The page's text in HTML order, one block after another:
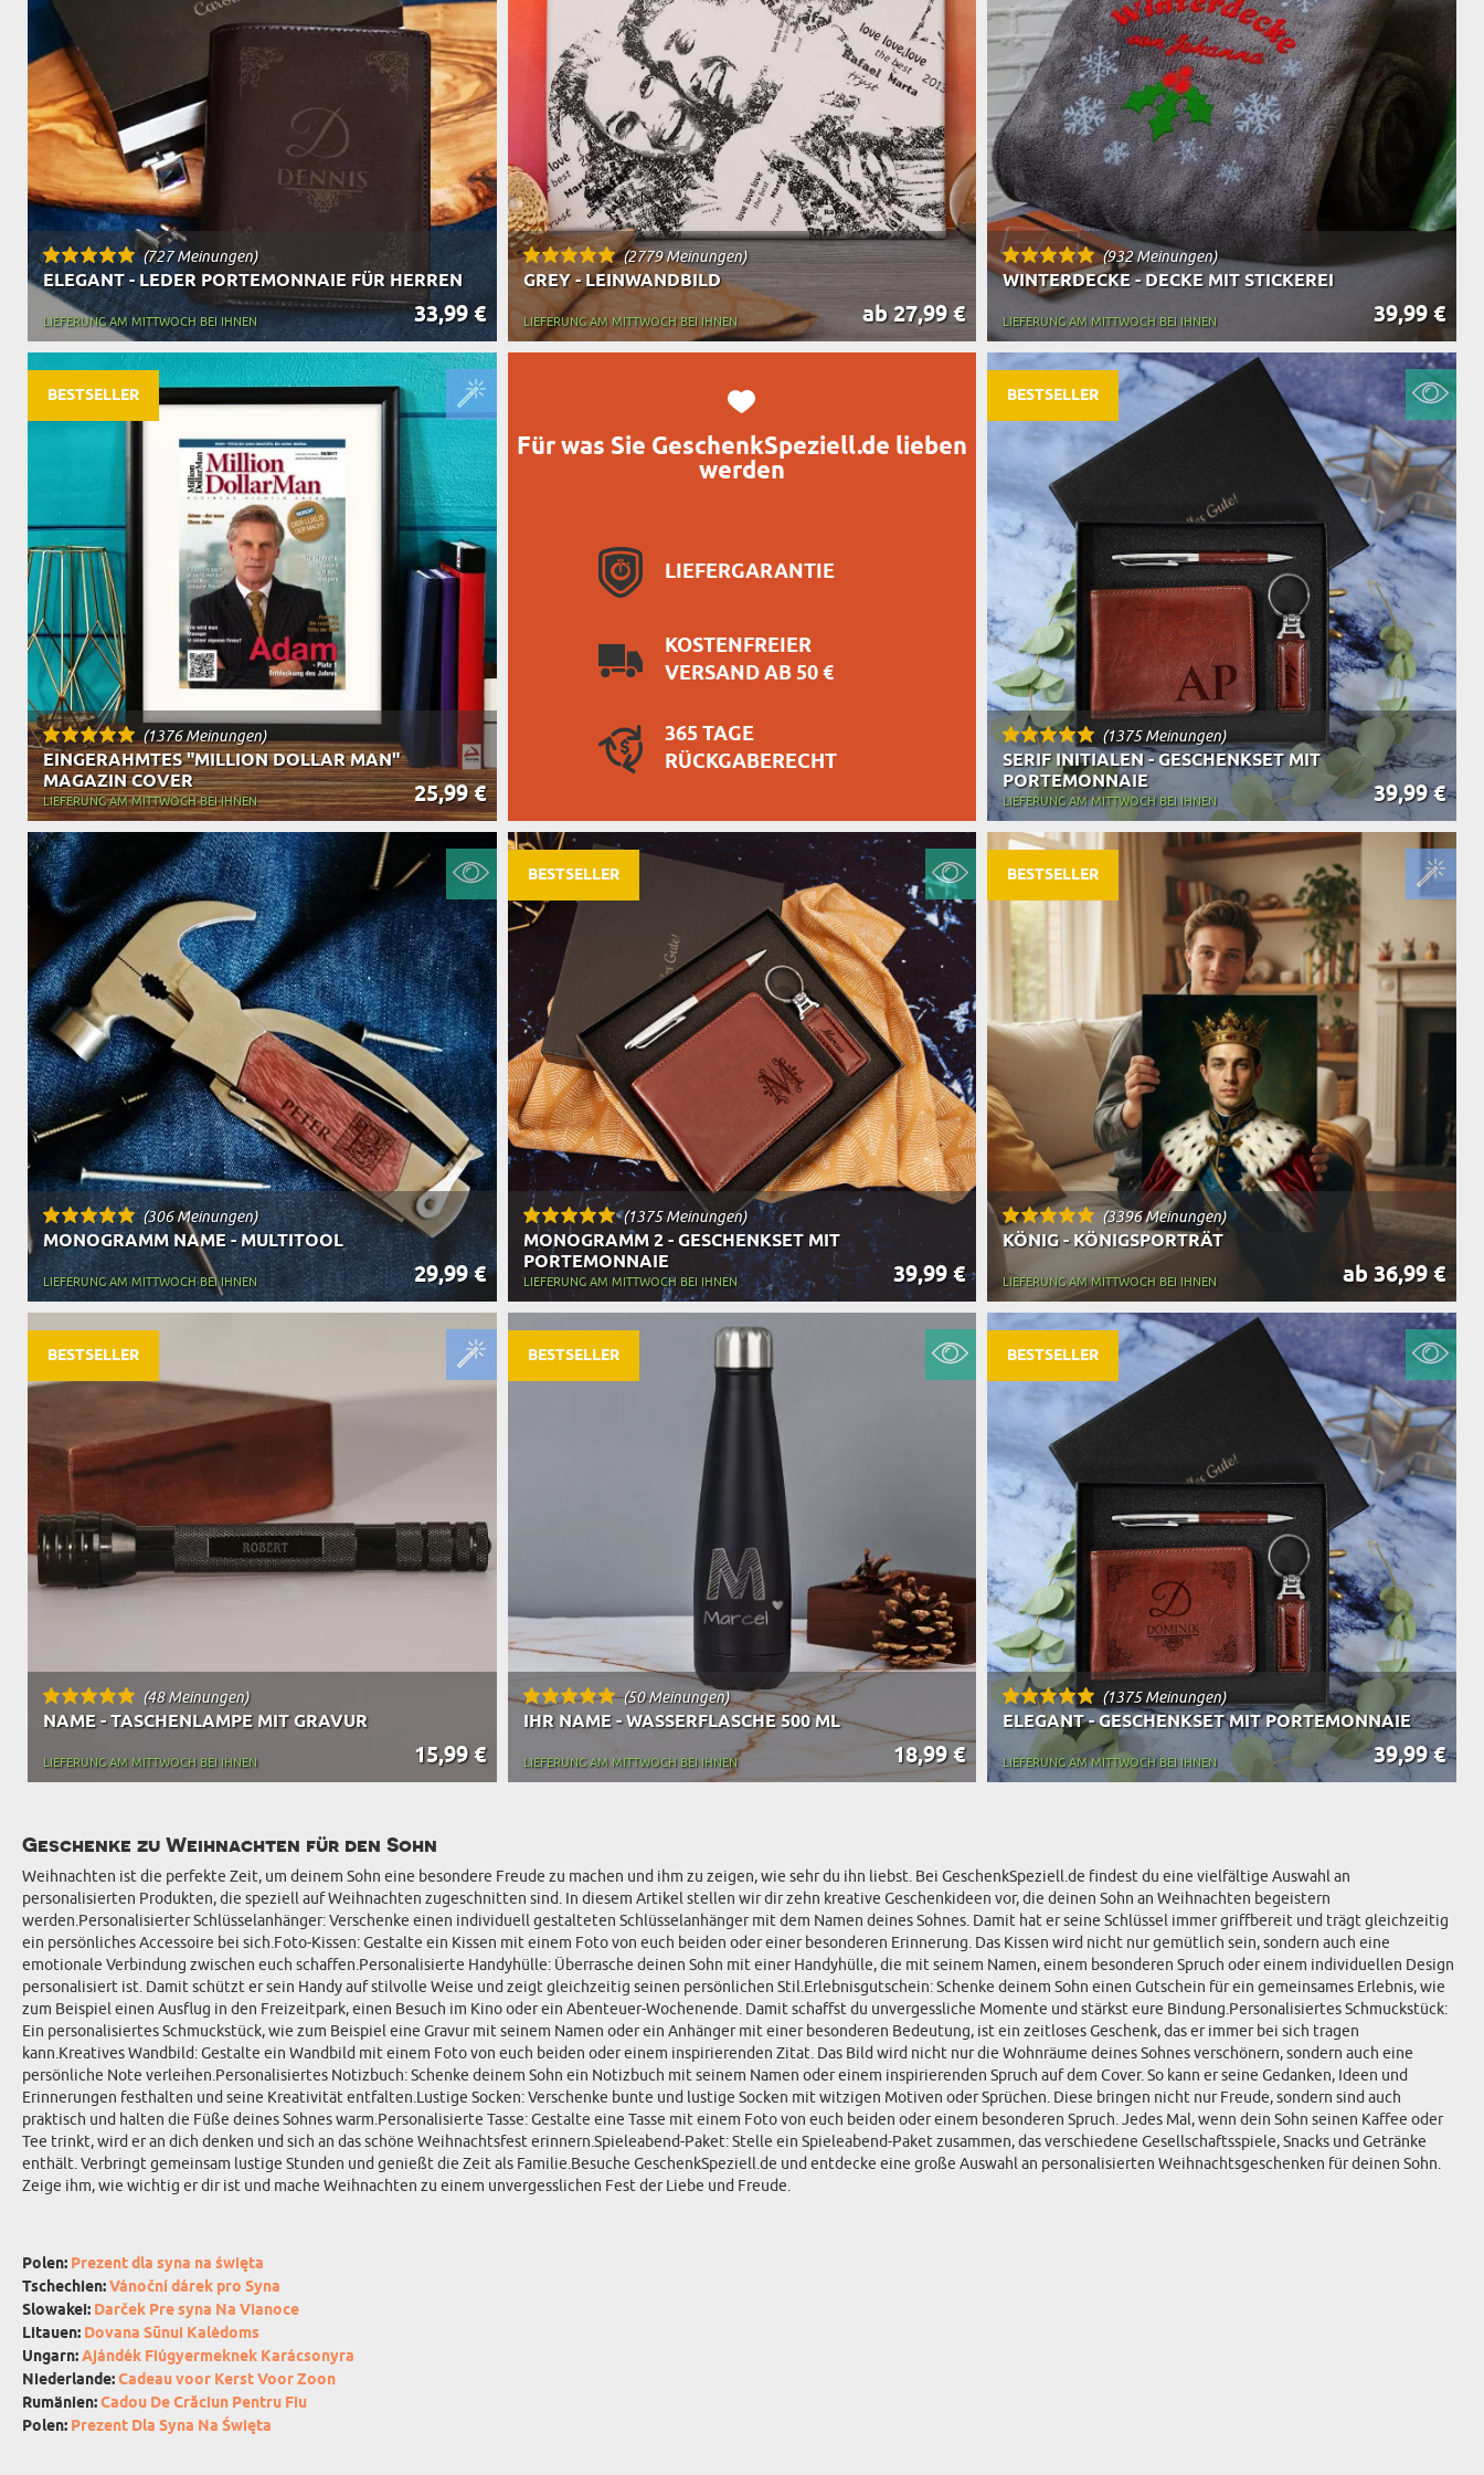
GESCHENKE FÜR SCHWIEGERELTERNART DES GESCHENKS
TASSEN
BESTSELLER
(727 Meinungen)
ELEGANT - LEDER PORTEMONNAIE FÜR HERREN
33,99 €
LIEFERUNG AM MITTWOCH BEI IHNEN
(2779 Meinungen)
GREY - LEINWANDBILD
ab 27,99 €
LIEFERUNG AM MITTWOCH BEI IHNEN
Für was Sie GeschenkSpeziell.de lieben
werden
LIEFERGARANTIE
KOSTENFREIER
VERSAND AB 50 €
365 TAGE
RÜCKGABERECHT
(932 Meinungen)
WINTERDECKE - DECKE MIT STICKEREI
39,99 €
LIEFERUNG AM MITTWOCH BEI IHNEN
(1376 Meinungen)
EINGERAHMTES "MILLION DOLLAR MAN"
MAGAZIN COVER
25,99 €
LIEFERUNG AM MITTWOCH BEI IHNEN
BESTSELLER
(1375 Meinungen)
SERIF INITIALEN - GESCHENKSET MIT
PORTEMONNAIE
39,99 €
LIEFERUNG AM MITTWOCH BEI IHNEN
BESTSELLER
(306 Meinungen)
MONOGRAMM NAME - MULTITOOL
29,99 €
LIEFERUNG AM MITTWOCH BEI IHNEN
(1375 Meinungen)
MONOGRAMM 2 - GESCHENKSET MIT
PORTEMONNAIE
39,99 €
LIEFERUNG AM MITTWOCH BEI IHNEN
BESTSELLER
(50 Meinungen)
IHR NAME - WASSERFLASCHE 500 ML
18,99 €
LIEFERUNG AM MITTWOCH BEI IHNEN
BESTSELLER
(3396 Meinungen)
KÖNIG - KÖNIGSPORTRÄT
ab 36,99 €
LIEFERUNG AM MITTWOCH BEI IHNEN
BESTSELLER
(48 Meinungen)
NAME - TASCHENLAMPE MIT GRAVUR
15,99 €
LIEFERUNG AM MITTWOCH BEI IHNEN
BESTSELLER
(1375 Meinungen)
ELEGANT - GESCHENKSET MIT PORTEMONNAIE
39,99 €
LIEFERUNG AM MITTWOCH BEI IHNEN
BESTSELLER
Geschenke zu Weihnachten für den Sohn
Weihnachten ist die perfekte Zeit, um deinem Sohn eine besondere Freude zu machen und ihm zu zeigen, wie sehr du ihn liebst. Bei GeschenkSpeziell.de findest du eine vielfältige Auswahl an
personalisierten Produkten, die speziell auf Weihnachten zugeschnitten sind. In diesem Artikel stellen wir dir zehn kreative Geschenkideen vor, die deinen Sohn an Weihnachten begeistern
werden.Personalisierter Schlüsselanhänger: Verschenke einen individuell gestalteten Schlüsselanhänger mit dem Namen deines Sohnes. Damit hat er seine Schlüssel immer griffbereit und trägt gleichzeitig
ein persönliches Accessoire bei sich.Foto-Kissen: Gestalte ein Kissen mit einem Foto von euch beiden oder einer besonderen Erinnerung. Das Kissen wird nicht nur gemütlich sein, sondern auch eine
emotionale Verbindung zwischen euch schaffen.Personalisierte Handyhülle: Überrasche deinen Sohn mit einer Handyhülle, die mit seinem Namen, einem besonderen Spruch oder einem individuellen Design
personalisiert ist. Damit schützt er sein Handy auf stilvolle Weise und zeigt gleichzeitig seinen persönlichen Stil.Erlebnisgutschein: Schenke deinem Sohn einen Gutschein für ein gemeinsames Erlebnis, wie
zum Beispiel einen Ausflug in den Freizeitpark, einen Besuch im Kino oder ein Abenteuer-Wochenende. Damit schaffst du unvergessliche Momente und stärkst eure Bindung.Personalisiertes Schmuckstück:
Ein personalisiertes Schmuckstück, wie zum Beispiel eine Gravur mit seinem Namen oder ein Anhänger mit einer besonderen Bedeutung, ist ein zeitloses Geschenk, das er immer bei sich tragen
kann.Kreatives Wandbild: Gestalte ein Wandbild mit einem Foto von euch beiden oder einem inspirierenden Zitat. Das Bild wird nicht nur die Wohnräume deines Sohnes verschönern, sondern auch eine
persönliche Note verleihen.Personalisiertes Notizbuch: Schenke deinem Sohn ein Notizbuch mit seinem Namen oder einem inspirierenden Spruch auf dem Cover. So kann er seine Gedanken, Ideen und
Erinnerungen festhalten und seine Kreativität entfalten.Lustige Socken: Verschenke bunte und lustige Socken mit witzigen Motiven oder Sprüchen. Diese bringen nicht nur Freude, sondern sind auch
praktisch und halten die Füße deines Sohnes warm.Personalisierte Tasse: Gestalte eine Tasse mit einem Foto von euch beiden oder einem besonderen Spruch. Jedes Mal, wenn dein Sohn seinen Kaffee oder
Tee trinkt, wird er an dich denken und sich an das schöne Weihnachtsfest erinnern.Spieleabend-Paket: Stelle ein Spieleabend-Paket zusammen, das verschiedene Gesellschaftsspiele, Snacks und Getränke
enthält. Verbringt gemeinsam lustige Stunden und genießt die Zeit als Familie.Besuche GeschenkSpeziell.de und entdecke eine große Auswahl an personalisierten Weihnachtsgeschenken für deinen Sohn.
Zeige ihm, wie wichtig er dir ist und mache Weihnachten zu einem unvergesslichen Fest der Liebe und Freude.
Polen: Prezent dla syna na święta
Tschechien:Vánoční dárek pro Syna
Slowakei: Darček Pre syna Na Vianoce
Litauen: Dovana Sūnui Kalėdoms
Ungarn:Ajándék Fiúgyermeknek Karácsonyra
Niederlande:Cadeau voor Kerst Voor Zoon
Rumänien:Cadou De Crăciun Pentru Fiu
Polen: Prezent Dla Syna Na Święta